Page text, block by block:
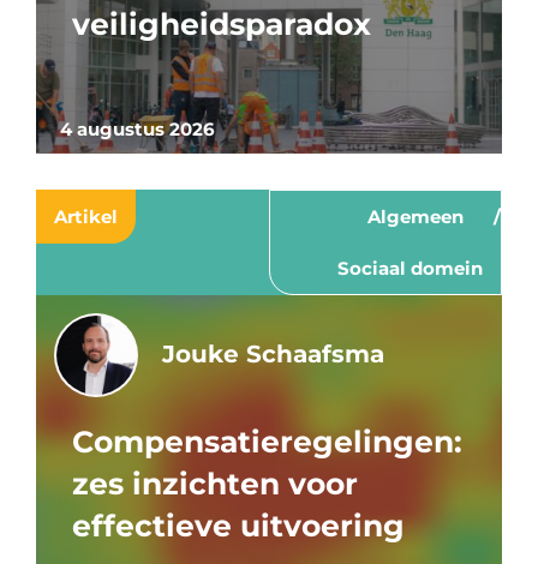
4 augustus 2026
veiligheidsparadox
Artikel Algemeen
Sociaal domein
Jouke Schaafsma
Compensatieregelingen:
zes inzichten voor
effectieve uitvoering